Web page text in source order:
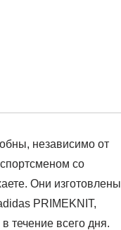
независимо от
со
Они изготовлены
PRIMEKNIT,
течение всего дня.